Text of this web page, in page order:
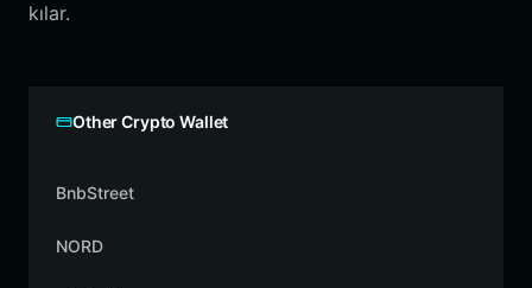
kılar.
Other Crypto Wallet
BnbStreet
NORD